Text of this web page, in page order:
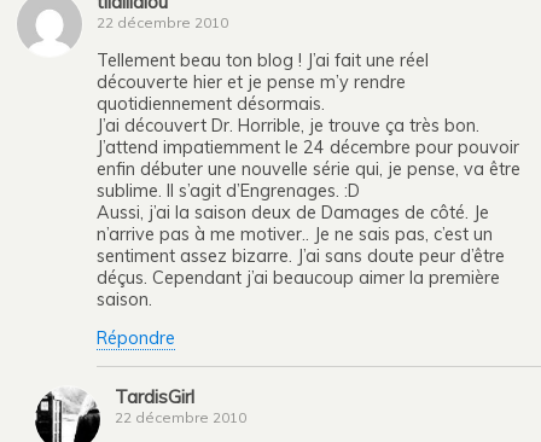
22 décembre 2010
Tellement beau ton blog ! J’ai fait une réel
découverte hier et je pense m’y rendre
quotidiennement désormais.
J’ai découvert Dr. Horrible, je trouve ça très bon.
J’attend impatiemment le 24 décembre pour pouvoir
enfin débuter une nouvelle série qui, je pense, va être
sublime. Il s’agit d’Engrenages. :D
Aussi, j’ai la saison deux de Damages de côté. Je
n’arrive pas à me motiver.. Je ne sais pas, c’est un
sentiment assez bizarre. J’ai sans doute peur d’être
déçus. Cependant j’ai beaucoup aimer la première
saison.
Répondre
TardisGirl
22 décembre 2010